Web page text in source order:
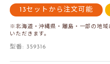
13セットから注文可能
※北海道・沖縄県・離島・一部の地域
いただきます。
型番: 359316